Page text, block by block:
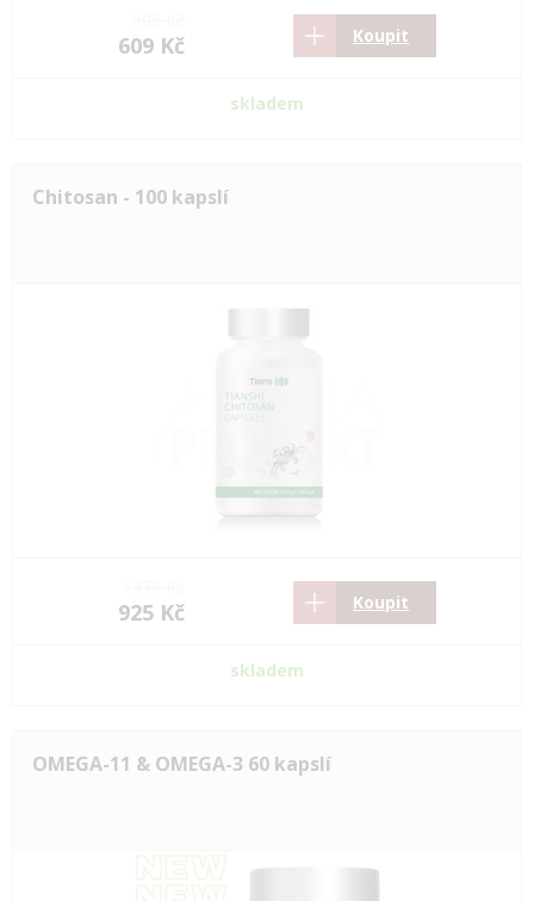
609 Kč Koupit
skladem
Chitosan - 100 kapslí
925 Kč Koupit
skladem
OMEGA-11 & OMEGA-3 60 kapslí